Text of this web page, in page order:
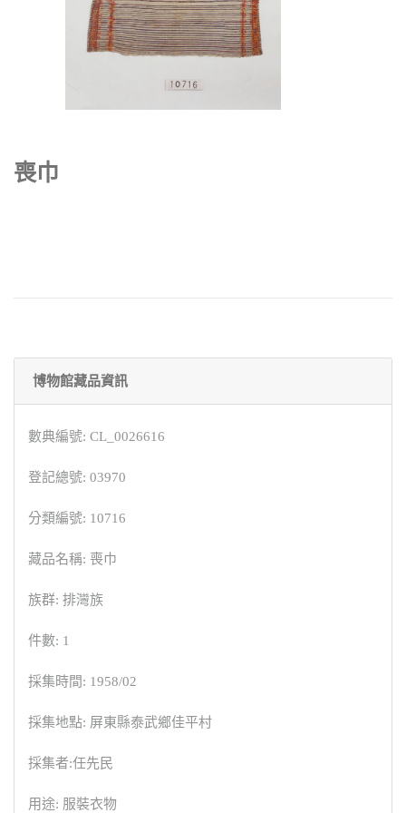
喪巾
博物館藏品資訊
數典編號: CL_0026616
登記總號: 03970
分類編號: 10716
藏品名稱: 喪巾
族群: 排灣族
件數: 1
採集時間: 1958/02
採集地點: 屏東縣泰武鄉佳平村
採集者:任先民
用途: 服裝衣物